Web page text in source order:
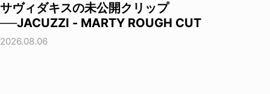
サヴィダキスの未公開クリップ
──JACUZZI - MARTY ROUGH CUT
2026.08.06